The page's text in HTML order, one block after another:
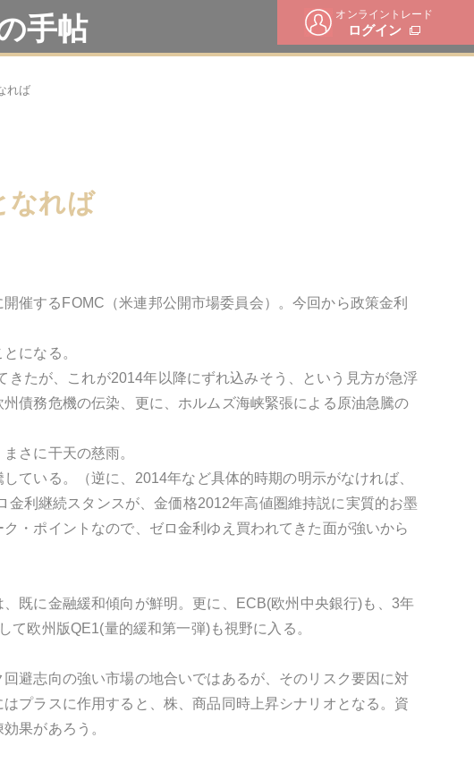
オンライントレード
ログイン
手帖
れば
なれば
催するFOMC（米連邦公開市場委員会）。今回から政策金利
になる。
たが、これが2014年以降にずれ込みそう、という見方が急浮
債務危機の伝染、更に、ホルムズ海峡緊張による原油急騰の
さに干天の慈雨。
ている。（逆に、2014年など具体的時期の明示がなければ、
利継続スタンスが、金価格2012年高値圏維持説に実質的お墨
・ポイントなので、ゼロ金利ゆえ買われてきた面が強いから
既に金融緩和傾向が鮮明。更に、ECB(欧州中央銀行)も、3年
欧州版QE1(量的緩和第一弾)も視野に入る。
避志向の強い市場の地合いではあるが、そのリスク要因に対
プラスに作用すると、株、商品同時上昇シナリオとなる。資
果があろう。